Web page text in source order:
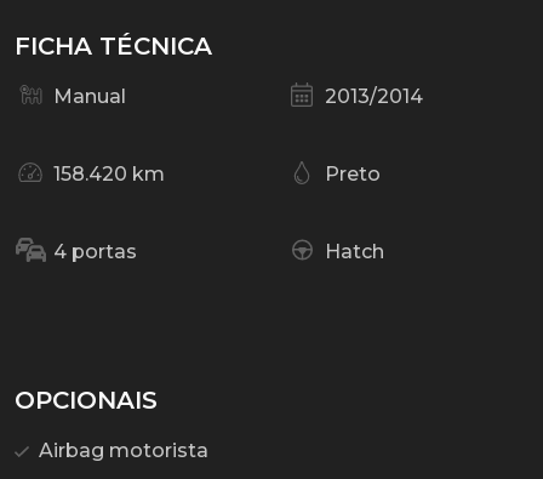
FICHA TÉCNICA
Manual 2013/2014
158.420 km Preto
4 portas Hatch
OPCIONAIS
Airbag motorista